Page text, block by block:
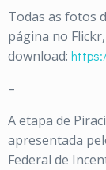
Todas as fotos
página no
download:
–
A etapa de
apresentada
Federal de